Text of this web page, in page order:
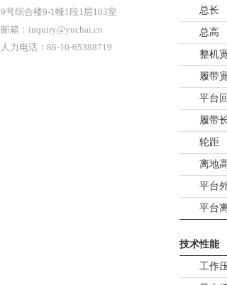
9号综合楼9-1幢1段1层103室
邮箱：inquiry@yuchai.cn
人力电话：86-10-65388719
总长
总高
整机
履带
平台
履带
轮距
离地
平台
平台
技术性能
工作